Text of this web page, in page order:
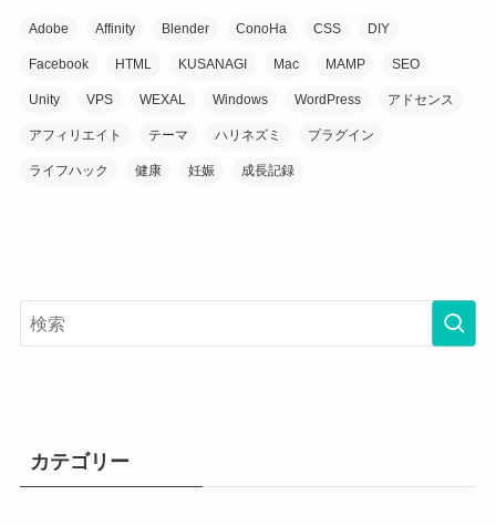
Adobe Affinity Blender ConoHa CSS DIY
Facebook HTML KUSANAGI Mac MAMP SEO
Unity VPS WEXAL Windows WordPress アドセンス
アフィリエイト テーマ ハリネズミ プラグイン
ライフハック 健康 妊娠 成長記録
カテゴリー